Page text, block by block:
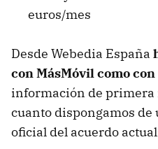
euros/mes
Desde Webedia España
con MásMóvil como con
información de primera
cuanto dispongamos
oficial del acuerdo